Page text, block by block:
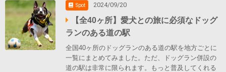
Spot 2024/09/20
【全40ヶ所】愛犬との旅に必須なドッグ
ランのある道の駅
全国40ヶ所のドッグランのある道の駅を地方ごとに
一覧にまとめてみました。ただ、ドッグラン併設の
道の駅は非常に限られます。もっと普及してくれる